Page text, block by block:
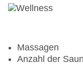
Massagen
Anzahl der